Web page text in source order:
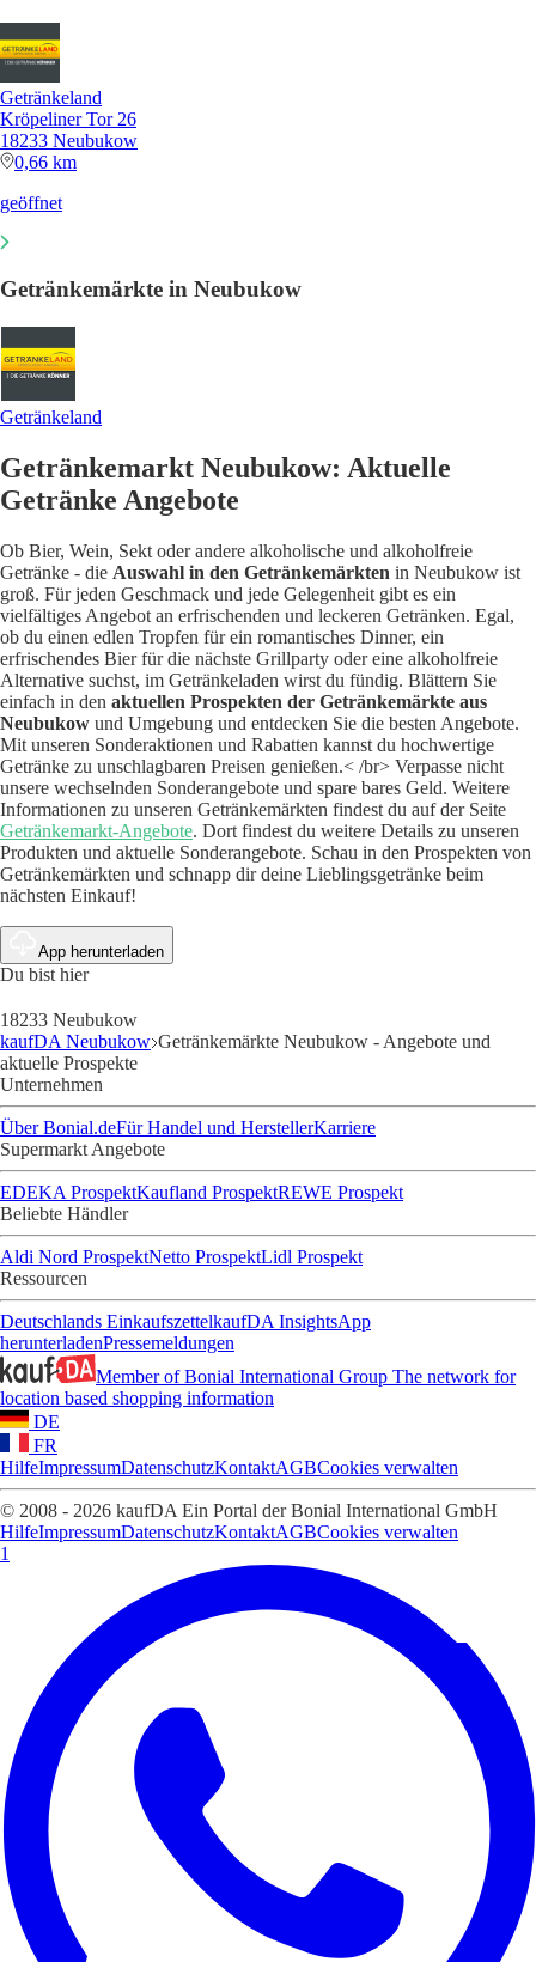
Getränkeland
Kröpeliner Tor 26
18233 Neubukow
0,66 km
geöffnet
Getränkemärkte in Neubukow
Getränkeland
Getränkemarkt Neubukow: Aktuelle
Getränke Angebote
Ob Bier, Wein, Sekt oder andere alkoholische und alkoholfreie
Getränke - die Auswahl in den Getränkemärkten in Neubukow ist
groß. Für jeden Geschmack und jede Gelegenheit gibt es ein
vielfältiges Angebot an erfrischenden und leckeren Getränken. Egal,
ob du einen edlen Tropfen für ein romantisches Dinner, ein
erfrischendes Bier für die nächste Grillparty oder eine alkoholfreie
Alternative suchst, im Getränkeladen wirst du fündig. Blättern Sie
einfach in den aktuellen Prospekten der Getränkemärkte aus
Neubukow und Umgebung und entdecken Sie die besten Angebote.
Mit unseren Sonderaktionen und Rabatten kannst du hochwertige
Getränke zu unschlagbaren Preisen genießen.< /br> Verpasse nicht
unsere wechselnden Sonderangebote und spare bares Geld. Weitere
Informationen zu unseren Getränkemärkten findest du auf der Seite
Getränkemarkt-Angebote. Dort findest du weitere Details zu unseren
Produkten und aktuelle Sonderangebote. Schau in den Prospekten von
Getränkemärkten und schnapp dir deine Lieblingsgetränke beim
nächsten Einkauf!
App herunterladen
Du bist hier
18233 Neubukow
kaufDA Neubukow Getränkemärkte Neubukow - Angebote und
aktuelle Prospekte
Unternehmen
Über Bonial.deFür Handel und HerstellerKarriere
Supermarkt Angebote
EDEKA ProspektKaufland ProspektREWE Prospekt
Beliebte Händler
Aldi Nord ProspektNetto ProspektLidl Prospekt
Ressourcen
Deutschlands EinkaufszettelkaufDA InsightsApp
herunterladenPressemeldungen
Member of Bonial International Group The network for
location based shopping information
DE
FR
HilfeImpressumDatenschutzKontaktAGBCookies verwalten
© 2008 - 2026 kaufDA Ein Portal der Bonial International GmbH
HilfeImpressumDatenschutzKontaktAGBCookies verwalten
1